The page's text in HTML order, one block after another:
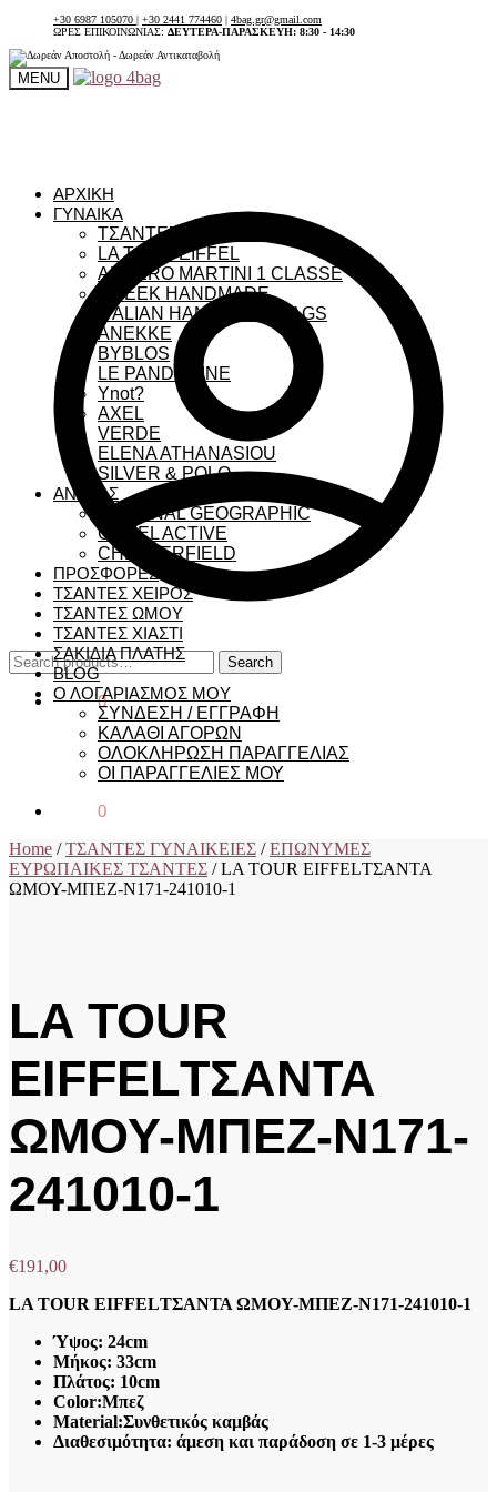
+30 6987 105070 | +30 2441 774460 | 4bag.gr@gmail.com
ΩΡΕΣ ΕΠΙΚΟΙΝΩΝΙΑΣ: ΔΕΥΤΕΡΑ-ΠΑΡΑΣΚΕΥΗ: 8:30 - 14:30
MENU
Search
for:
Search
€0,00 0
ΑΡΧΙΚΗ
ΓΥΝΑΙΚΑ
ΤΣΑΝΤΕΣ ΓΥΝΑΙΚΕΙΕΣ
LA TOUR EIFFEL
ALVIERO MARTINI 1 CLASSE
GREEK HANDMADE
ITALIAN HANDMADE BAGS
ANEKKE
BYBLOS
LE PANDORINE
Ynot?
AXEL
VERDE
ELENA ATHANASIOU
SILVER & POLO
ΑΝΔΡΑΣ
NATIONAL GEOGRAPHIC
CAMEL ACTIVE
CHESTERFIELD
ΠΡΟΣΦΟΡΕΣ
ΤΣΑΝΤΕΣ ΧΕΙΡΟΣ
ΤΣΑΝΤΕΣ ΩΜΟΥ
ΤΣΑΝΤΕΣ ΧΙΑΣΤΙ
ΣΑΚΙΔΙΑ ΠΛΑΤΗΣ
BLOG
Ο ΛΟΓΑΡΙΑΣΜΟΣ ΜΟΥ
ΣΥΝΔΕΣΗ / ΕΓΓΡΑΦΗ
ΚΑΛΑΘΙ ΑΓΟΡΩΝ
ΟΛΟΚΛΗΡΩΣΗ ΠΑΡΑΓΓΕΛΙΑΣ
ΟΙ ΠΑΡΑΓΓΕΛΙΕΣ ΜΟΥ
0
Home /ΤΣΑΝΤΕΣ ΓΥΝΑΙΚΕΙΕΣ /ΕΠΩΝΥΜΕΣ
ΕΥΡΩΠΑΙΚΕΣ ΤΣΑΝΤΕΣ /LA TOUR EIFFELΤΣΑΝΤΑ
ΩΜΟΥ-ΜΠΕΖ-Ν171-241010-1
LA TOUR
EIFFELΤΣΑΝΤΑ
ΩΜΟΥ-ΜΠΕΖ-Ν171-
241010-1
€191,00
LA TOUR EIFFELΤΣΑΝΤΑ ΩΜΟΥ-ΜΠΕΖ-Ν171-241010-1
Ύψος: 24cm
Μήκος: 33cm
Πλάτος: 10cm
Color:Μπεζ
Material:Συνθετικός καμβάς
Διαθεσιμότητα: άμεση και παράδοση σε 1-3 μέρες